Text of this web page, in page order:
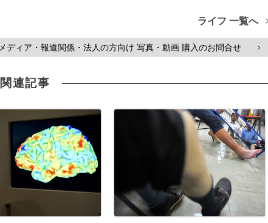
ライフ 一覧へ
メディア・報道関係・法人の方向け 写真・動画 購入のお問合せ >
関連記事